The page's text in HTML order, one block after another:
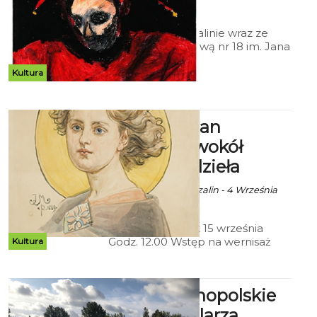
Kultura
godz. 13:11
Muzeum w Koszalinie wraz ze
Szkołą Podstawową nr 18 im. Jana
Matejki zaprasza na wystawę
uczniów Malujemy jak Matejko.
Kultura
Muzeum: Jan
Matejko – wokół
biografii i dzieła
Ala za Muzeum Koszalin - 4 Września
2017 godz. 17:11
wernisaż – piątek 15 września
Godz. 12.00 Wstęp na wernisaż
XXXV Ogólnopolskie